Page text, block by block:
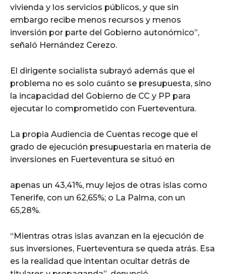
vivienda y los servicios públicos, y que sin
embargo recibe menos recursos y menos
inversión por parte del Gobierno autonómico”,
señaló Hernández Cerezo.
El dirigente socialista subrayó además que el
problema no es solo cuánto se presupuesta, sino
la incapacidad del Gobierno de CC y PP para
ejecutar lo comprometido con Fuerteventura.
La propia Audiencia de Cuentas recoge que el
grado de ejecución presupuestaria en materia de
inversiones en Fuerteventura se situó en
apenas un 43,41%, muy lejos de otras islas como
Tenerife, con un 62,65%; o La Palma, con un
65,28%.
“Mientras otras islas avanzan en la ejecución de
sus inversiones, Fuerteventura se queda atrás. Esa
es la realidad que intentan ocultar detrás de